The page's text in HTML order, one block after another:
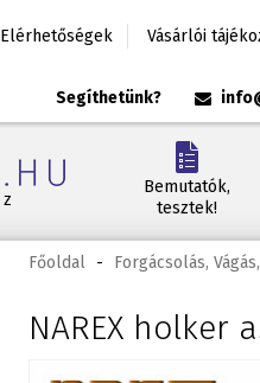
Elérhetőségek Vásárlói
Segíthetünk?
Bemutatók,
tesztek!
Főoldal - Forgácsolás,
NAREX holker